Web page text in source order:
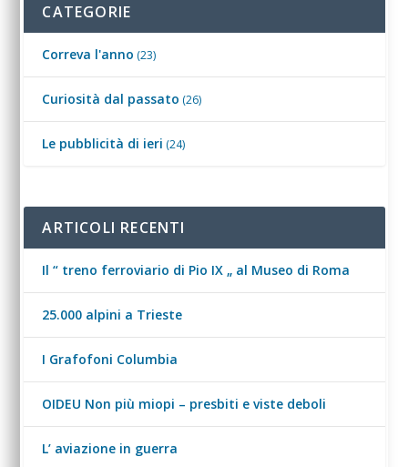
CATEGORIE
Correva l'anno (23)
Curiosità dal passato (26)
Le pubblicità di ieri (24)
ARTICOLI RECENTI
Il “ treno ferroviario di Pio IX „ al Museo di Roma
25.000 alpini a Trieste
I Grafofoni Columbia
OIDEU Non più miopi – presbiti e viste deboli
L’ aviazione in guerra